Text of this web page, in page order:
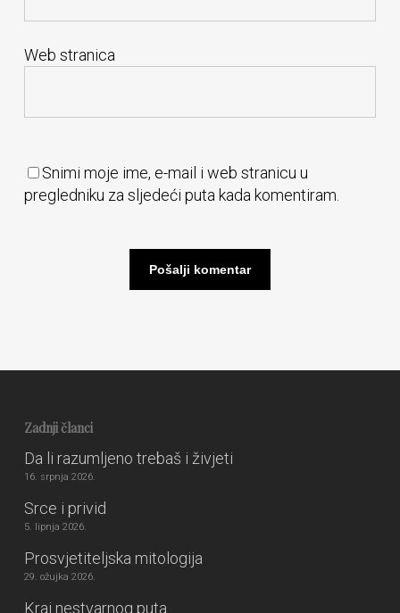
Web stranica
Snimi moje ime, e-mail i web stranicu u
pregledniku za sljedeći puta kada komentiram.
Zadnji članci
Da li razumljeno trebaš i živjeti
16. srpnja 2026.
Srce i privid
5. lipnja 2026.
Prosvjetiteljska mitologija
29. ožujka 2026.
Kraj nestvarnog puta